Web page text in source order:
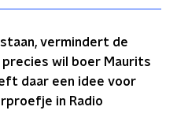
vermindert de
wil boer Maurits
daar een idee voor
in Radio